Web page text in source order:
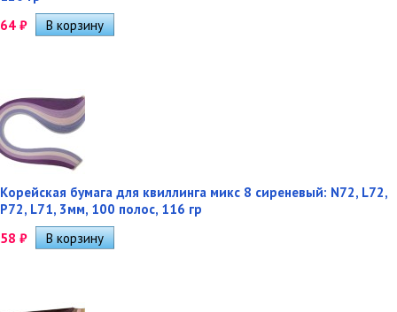
64 ₽
Корейская бумага для квиллинга микс 8 сиреневый: N72, L72,
P72, L71, 3мм, 100 полос, 116 гр
58 ₽